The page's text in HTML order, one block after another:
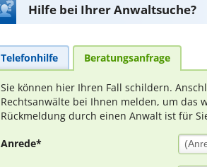
Hilfe bei Ihrer Anwaltsuche?
Telefonhilfe Beratungsanfrage
Sie können hier Ihren Fall schildern.
Rechtsanwälte bei Ihnen melden, um das
Rückmeldung durch einen Anwalt ist für
Anrede*